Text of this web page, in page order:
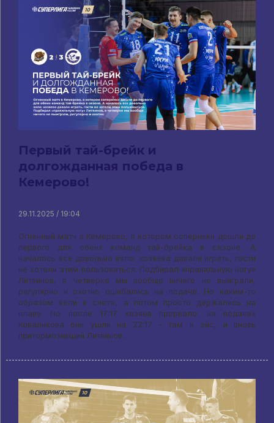
Первый тай-брейк и
долгожданная победа в
Кемерово!
29.11.2025 / 19:04
Огненный матч в Кемерово, в котором соперники дошли до
первого для обеих команд тай-брейка в сезоне. А
началось все довольно вяло: хозяева давали играть, гости
не хотели этим пользоваться. Подбирал «правильную ногу»
Литвинов, в четверке мы вообще ничего не выиграли,
регулярно и охотно ошибались на подаче. Но каким-то
образом вели в счете, а потом просто держались на
плаву. Но после 17:17 хозяев прорвало: на подачах
Коваликова они ушли на 22:17 – там и эйс, и вновь
притормозивший Литвинов…